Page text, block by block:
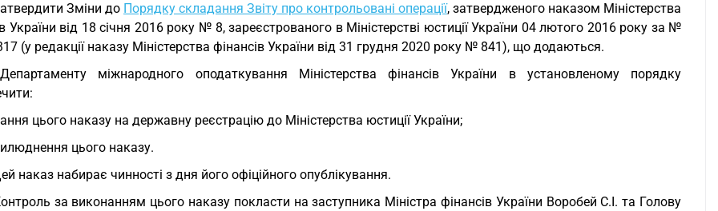
Зміни до Порядку складання Звіту про контрольовані операції, затвердженого наказом Міністерства
України від 18 січня 2016 року № 8, зареєстрованого в Міністерстві юстиції України 04 лютого 2016 року за №
(у редакції наказу Міністерства фінансів України від 31 грудня 2020 року № 841), що додаються.
міжнародного оподаткування Міністерства фінансів України в установленому порядку
цього наказу на державну реєстрацію до Міністерства юстиції України;
цього наказу.
наказ набирає чинності з дня його офіційного опублікування.
за виконанням цього наказу покласти на заступника Міністра фінансів України Воробей С.І. та Голову